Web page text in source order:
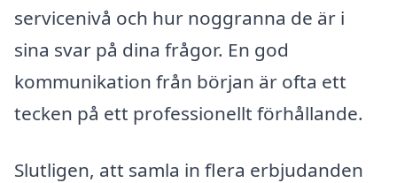
servicenivå och hur noggranna de är i
sina svar på dina frågor. En god
kommunikation från början är ofta ett
tecken på ett professionellt förhållande.
Slutligen, att samla in flera erbjudanden